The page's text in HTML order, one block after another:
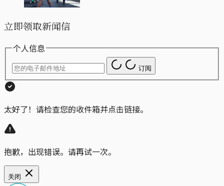
立即领取新闻信
个人信息
订阅
太好了！请检查您的收件箱并点击链接。
抱歉，出现错误。请再试一次。
关闭